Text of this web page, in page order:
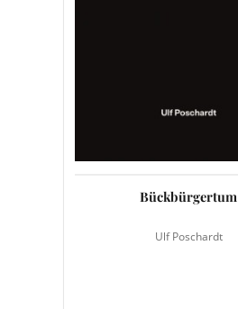
Bückbürgertum
Ulf Poschardt